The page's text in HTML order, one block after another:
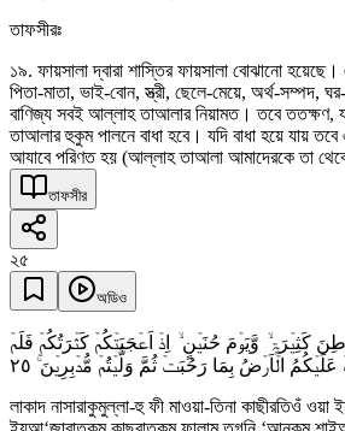
তাফসীরঃ
১৯. ফায়সালা দ্বারা শাস্তির ফায়সালা বোঝানো
পিতা-মাতা, ভাই-বোন, স্ত্রী, ছেলে-মেয়ে, অর্থ-সম্পদ,
বাণিজ্য সবই আল্লাহ তাআলার নিয়ামত। তবে
তাআলার হুকুম পালনে বাধা হবে। যদি বাধা হয়ে যায়
আযাবে পরিণত হয় (আল্লাহ তাআলা আমাদেরকে তা
তাফসীর
২৫
অডিও
کَثِیۡرَۃٍ ۙ وَّیَوۡمَ حُنَیۡنٍ ۙ اِذۡ اَعۡجَبَتۡکُمۡ کَثۡرَتُکُمۡ فَلَمۡ
الۡاَرۡضُ بِمَا رَحُبَتۡ ثُمَّ وَلَّیۡتُمۡ مُّدۡبِرِیۡنَ ٢٥
লাকাদ নাসারাকুমুল্লা-হু ফী মাওয়া-তিনা কাছীরতিওঁ ওয়া